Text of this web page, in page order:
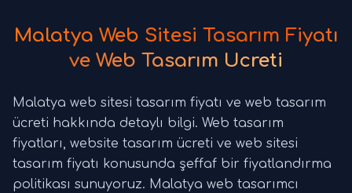
Malatya Web Sitesi Tasarım Fiyatı
ve Web Tasarım Ücreti
Malatya web sitesi tasarım fiyatı ve web tasarım
ücreti hakkında detaylı bilgi. Web tasarım
fiyatları, website tasarım ücreti ve web sitesi
tasarım fiyatı konusunda şeffaf bir fiyatlandırma
politikası sunuyoruz. Malatya web tasarımcı